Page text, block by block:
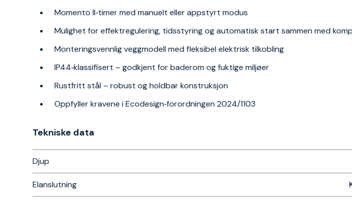
Momento II‑timer med manuelt eller appstyrt modus
Mulighet for effektregulering, tidsstyring og automatisk start sammen med
Monteringsvennlig veggmodell med fleksibel elektrisk tilkobling
IP44‑klassifisert – godkjent for baderom og fuktige miljøer
Rustfritt stål – robust og holdbar konstruksjon
Oppfyller kravene i Ecodesign‑forordningen 2024/1103
Tekniske data​
Djup
Elanslutning